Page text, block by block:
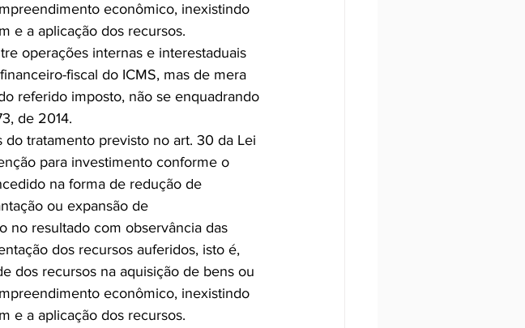
econômico, inexistindo
e a aplicação dos recursos.
operações internas e interestaduais
fiscal do ICMS, mas de mera
referido imposto, não se enquadrando
de 2014.
do tratamento previsto no art. 30 da Lei
para investimento conforme o
na forma de redução de
ou expansão de
no resultado com observância das
dos recursos auferidos, isto é,
dos recursos na aquisição de bens ou
econômico, inexistindo
e a aplicação dos recursos.